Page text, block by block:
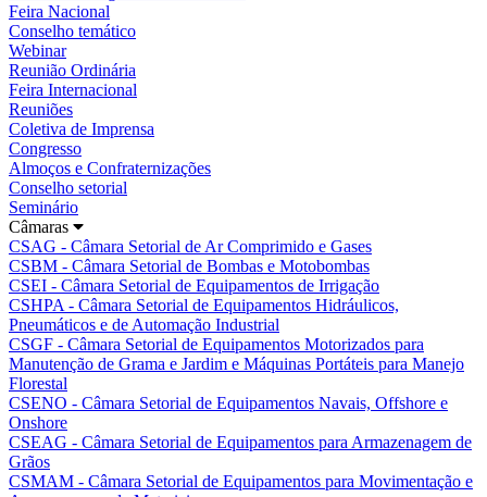
Feira Nacional
Conselho temático
Webinar
Reunião Ordinária
Feira Internacional
Reuniões
Coletiva de Imprensa
Congresso
Almoços e Confraternizações
Conselho setorial
Seminário
Câmaras
CSAG - Câmara Setorial de Ar Comprimido e Gases
CSBM - Câmara Setorial de Bombas e Motobombas
CSEI - Câmara Setorial de Equipamentos de Irrigação
CSHPA - Câmara Setorial de Equipamentos Hidráulicos,
Pneumáticos e de Automação Industrial
CSGF - Câmara Setorial de Equipamentos Motorizados para
Manutenção de Grama e Jardim e Máquinas Portáteis para Manejo
Florestal
CSENO - Câmara Setorial de Equipamentos Navais, Offshore e
Onshore
CSEAG - Câmara Setorial de Equipamentos para Armazenagem de
Grãos
CSMAM - Câmara Setorial de Equipamentos para Movimentação e